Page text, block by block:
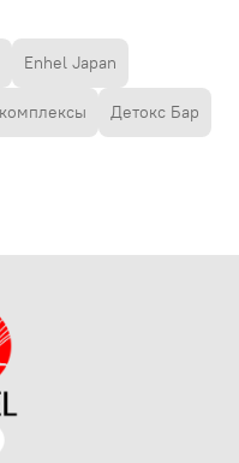
Enhel Japan
Детокс Бар